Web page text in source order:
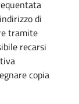
di
tramite
recarsi
copia